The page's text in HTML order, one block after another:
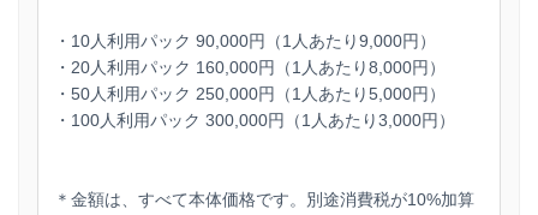
・10人利用パック 90,000円（1人あたり9,000円）
・20人利用パック 160,000円（1人あたり8,000円）
・50人利用パック 250,000円（1人あたり5,000円）
・100人利用パック 300,000円（1人あたり3,000円）
＊金額は、すべて本体価格です。別途消費税が10%加算